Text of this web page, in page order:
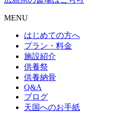
MENU
はじめての方へ
プラン・料金
施設紹介
供養祭
供養納骨
Q&A
ブログ
天国へのお手紙